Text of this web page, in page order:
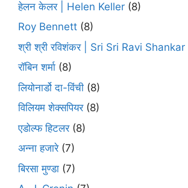
हेलन केलर | Helen Keller (8)
Roy Bennett (8)
श्री श्री रविशंकर | Sri Sri Ravi Shankar
रॉबिन शर्मा (8)
लियोनार्डो दा-विंची (8)
विलियम शेक्सपियर(8)
एडोल्फ हिटलर(8)
अन्ना हजारे(7)
बिरसा मुण्डा (7)